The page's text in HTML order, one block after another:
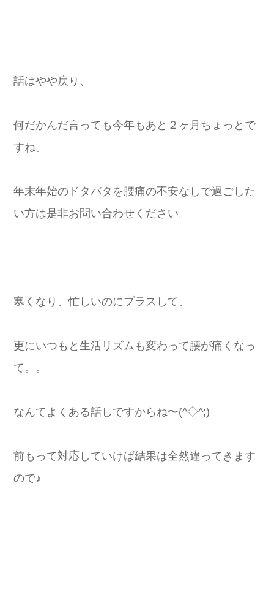
話はやや戻り、
何だかんだ言っても今年もあと２ヶ月ちょっとで
すね。
年末年始のドタバタを腰痛の不安なしで過ごした
い方は是非お問い合わせください。
寒くなり、忙しいのにプラスして、
更にいつもと生活リズムも変わって腰が痛くなっ
て。。
なんてよくある話しですからね〜(^◇^;)
前もって対応していけば結果は全然違ってきます
ので♪